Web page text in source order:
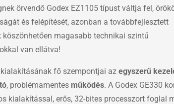
örvendő Godex EZ1105 típust váltja fel,
és felépítését, azonban a továbbfejlesztett
magasabb technikai szintű
van ellátva!
fő szempontjai az egyszerű
, problémamentes működés. A Godex GE330
kialakítással, erős, 32-bites processzort foglal